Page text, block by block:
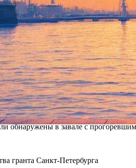
фрагменты резного дерева,
что Пенджикент готов
стены городища, которое было
50 на 55 сантиметров. На ней
по всему, цветок лотоса, а
памятников доселе было известно
и залили
закреплением воско-
работы экспедиции
новый предмет пострадал при
обнаружены в завале с
гранта Санкт-Петербурга